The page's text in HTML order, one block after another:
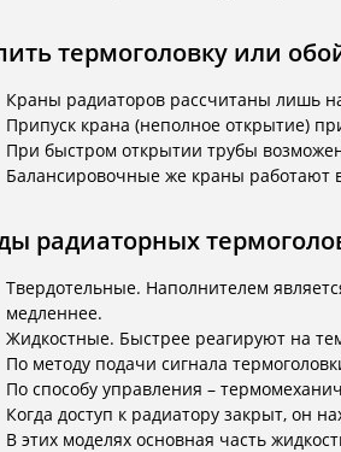
термоголовку или
Краны радиаторов рассчитаны лишь
Припуск крана (неполное открытие)
При быстром открытии трубы
Балансировочные же краны работают
радиаторных
Твердотельные. Наполнителем
медленнее.
Жидкостные. Быстрее реагируют на
По методу подачи сигнала
По способу управления –
Когда доступ к радиатору закрыт, он
В этих моделях основная часть